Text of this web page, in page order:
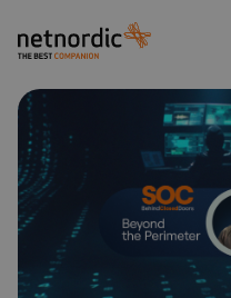
NetNordic Sweden